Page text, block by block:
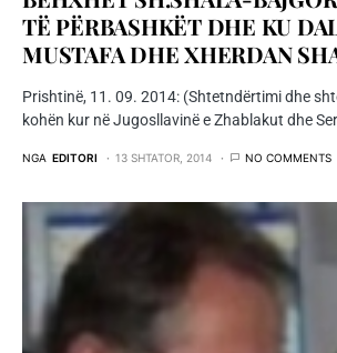
TË PËRBASHKËT DHE KU
MUSTAFA DHE XHERDAN
Prishtinë, 11. 09. 2014: (Shtetndërtimi dhe
kohën kur në Jugosllavinë e Zhablakut dhe
NGA EDITORI 13 SHTATOR, 2014 NO COMMENTS